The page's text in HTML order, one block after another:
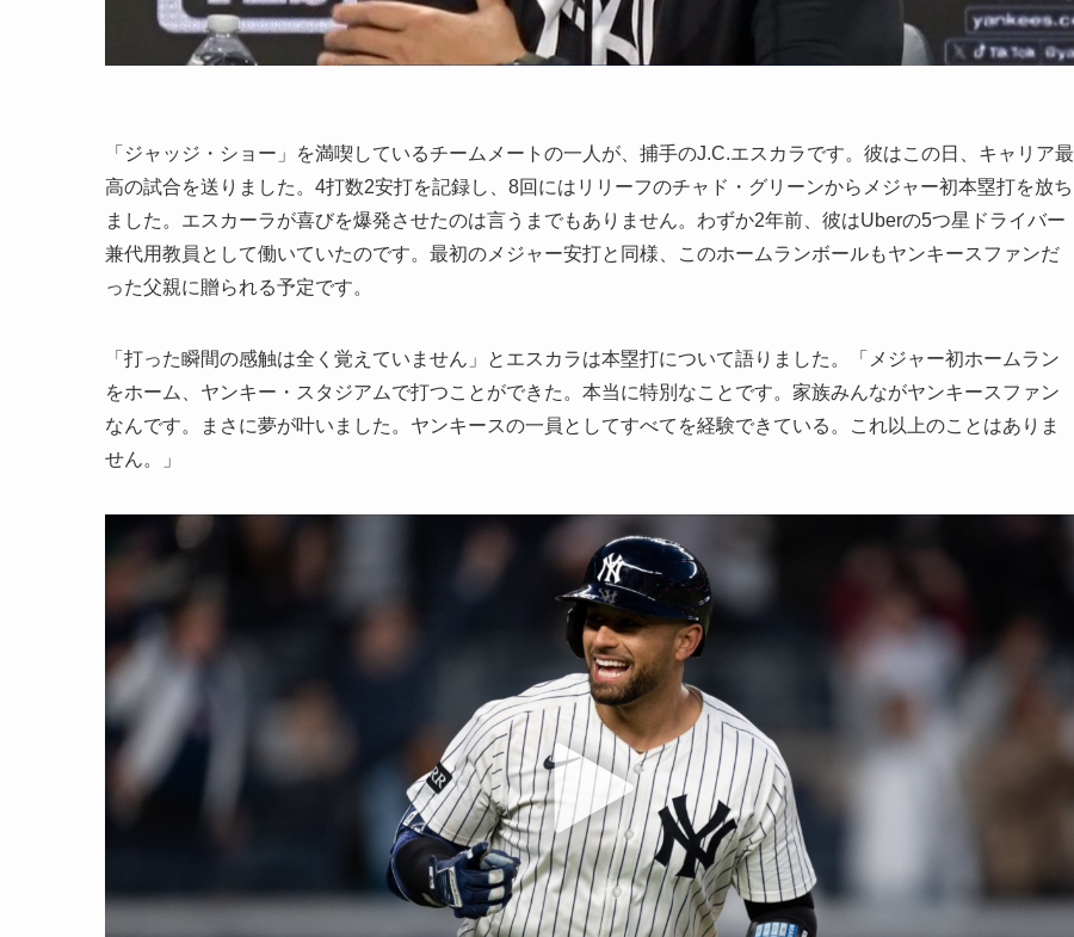
「ジャッジ・ショー」を満喫しているチームメートの一人が、捕手のJ.C.エスカラです。彼はこの日、キャリア最
高の試合を送りました。4打数2安打を記録し、8回にはリリーフのチャド・グリーンからメジャー初本塁打を放ち
ました。エスカーラが喜びを爆発させたのは言うまでもありません。わずか2年前、彼はUberの5つ星ドライバー
兼代用教員として働いていたのです。最初のメジャー安打と同様、このホームランボールもヤンキースファンだ
った父親に贈られる予定です。
「打った瞬間の感触は全く覚えていません」とエスカラは本塁打について語りました。「メジャー初ホームラン
をホーム、ヤンキー・スタジアムで打つことができた。本当に特別なことです。家族みんながヤンキースファン
なんです。まさに夢が叶いました。ヤンキースの一員としてすべてを経験できている。これ以上のことはありま
せん。」